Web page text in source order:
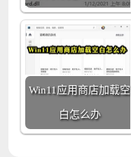
Win11应用商店加载空
白怎么办